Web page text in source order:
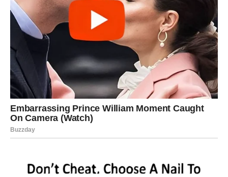
VAGA
Petak donosi potrebu za ravnotežom, ali i hrabrost da se
izabere ono što vam prija. Danas možete doneti odluku
koja vam donosi olakšanje, čak i ako nije laka. Na poslu su
mogući razgovori koji razjašnjavaju nesporazume.
U ljubavi, Vaga danas traži mir. Ako ste u vezi, važno je da
otvoreno kažete šta vam treba. Slobodne Vage mogu
imati susret koji ih tera da ponovo veruju u ljubav. Ovo je
dan kada shvatate da ne morate svima ugađati da biste